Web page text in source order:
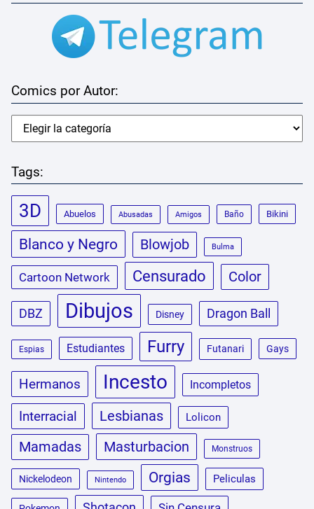
Comics por Autor:
Tags:
3D Abuelos Abusadas Amigos Baño Bikini
Blanco y Negro Blowjob Bulma
Cartoon Network Censurado Color
DBZ Dibujos Disney Dragon Ball
Espias Estudiantes Furry Futanari Gays
Hermanos Incesto Incompletos
Interracial Lesbianas Lolicon
Mamadas Masturbacion Monstruos
Nickelodeon Nintendo Orgias Peliculas